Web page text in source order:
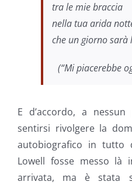
tra le mie braccia
nella tua arida
che un giorno sarà
(“Mi piacerebbe
E d’accordo, a
sentirsi rivolgere la
autobiografico in tutto
Lowell fosse messo
arrivata, ma è stata